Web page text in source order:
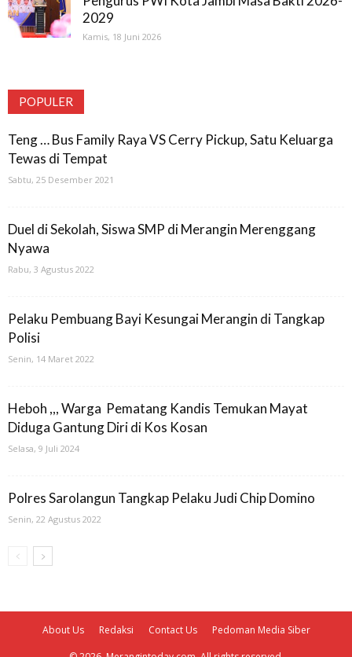
2029
Kamis, 18 Juni 2026
POPULER
Teng … Bus Family Raya VS Cerry Pickup, Satu Keluarga
Tewas di Tempat
Sabtu, 25 Desember 2021
Duel di Sekolah, Siswa SMP di Merangin Merenggang
Nyawa
Rabu, 3 Agustus 2022
Pelaku Pembuang Bayi Kesungai Merangin di Tangkap
Polisi
Senin, 14 Maret 2022
Heboh ,,, Warga Pematang Kandis Temukan Mayat
Diduga Gantung Diri di Kos Kosan
Selasa, 9 Juli 2024
Polres Sarolangun Tangkap Pelaku Judi Chip Domino
Senin, 22 Agustus 2022
About Us Redaksi Contact Us
Pedoman Media Siber